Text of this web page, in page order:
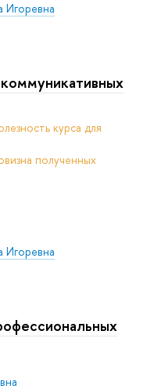
Игоревна
Игоревна
курса для
полученных